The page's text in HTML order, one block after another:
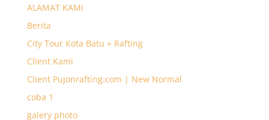
ALAMAT KAMI
Berita
City Tour Kota Batu + Rafting
Client Kami
Client Pujonrafting.com | New Normal
coba 1
galery photo